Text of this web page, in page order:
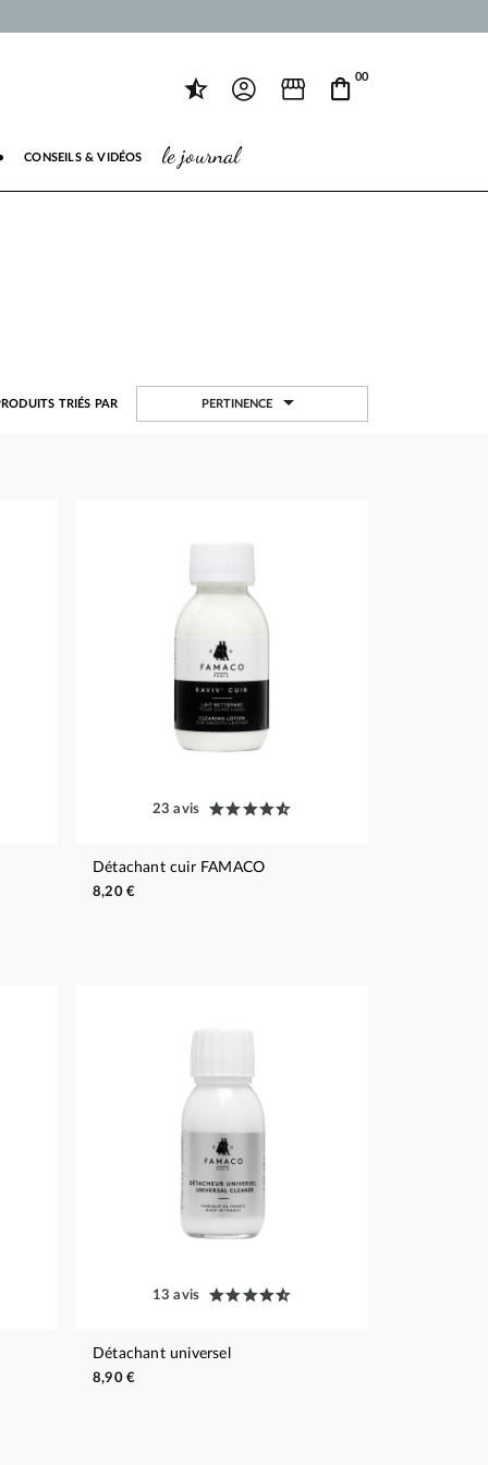
00
CONSEILS & VIDÉOS le journal
TRIÉS PAR PERTINENCE 
23 avis
Détachant cuir FAMACO
8,20 €
13 avis
Détachant universel
8,90 €